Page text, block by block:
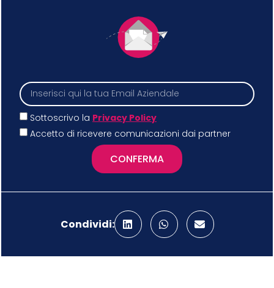
Sottoscrivo la Privacy Policy
Accetto di ricevere comunicazioni dai partner
CONFERMA
Condividi: